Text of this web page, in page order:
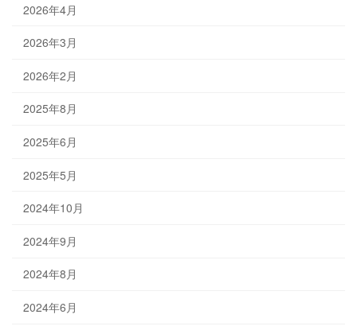
2026年4月
2026年3月
2026年2月
2025年8月
2025年6月
2025年5月
2024年10月
2024年9月
2024年8月
2024年6月